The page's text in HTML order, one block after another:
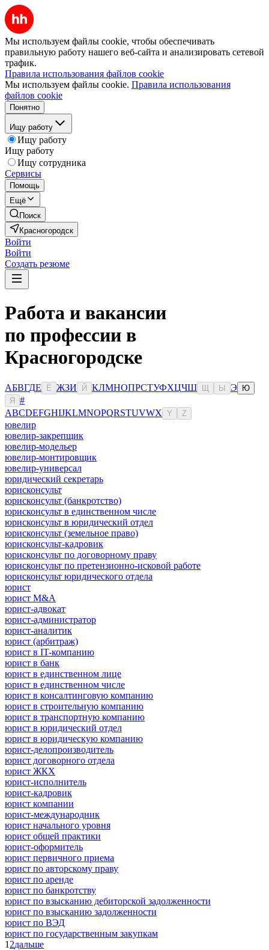
Мы используем файлы cookie, чтобы обеспечивать
правильную работу нашего веб-сайта и анализировать сетевой
трафик.
Правила использования файлов cookie
Мы используем файлы cookie. Правила использования
файлов cookie
Понятно
Ищу работу
Ищу работу
Ищу работу
Ищу сотрудника
Сервисы
Помощь
Ещё
Поиск
Красногородск
Войти
Войти
Создать резюме
Работа и вакансии
по профессии в
Красногородске
АБВГДЕ Ё ЖЗИ Й КЛМНОПРСТУФХЦЧШ Ы Э
Ю
Я
#
ABCDEFGHIJKLMNOPQRSTUVWX Y Z
ювелир
ювелир-закрепщик
ювелир-модельер
ювелир-монтировщик
ювелир-универсал
юридический секретарь
юрисконсульт
юрисконсульт (банкротство)
юрисконсульт в единственном числе
юрисконсульт в юридический отдел
юрисконсульт (земельное право)
юрисконсульт-кадровик
юрисконсульт по договорному праву
юрисконсульт по претензионно-исковой работе
юрисконсульт юридического отдела
юрист
юрист M&A
юрист-адвокат
юрист-администратор
юрист-аналитик
юрист (арбитраж)
юрист в IT-компанию
юрист в банк
юрист в единственном лице
юрист в единственном числе
юрист в консалтинговую компанию
юрист в строительную компанию
юрист в транспортную компанию
юрист в юридический отдел
юрист в юридическую компанию
юрист-делопроизводитель
юрист договорного отдела
юрист ЖКХ
юрист-исполнитель
юрист-кадровик
юрист компании
юрист-международник
юрист начального уровня
юрист общей практики
юрист-оформитель
юрист первичного приема
юрист по авторскому праву
юрист по аренде
юрист по банкротству
юрист по взысканию дебиторской задолженности
юрист по взысканию задолженности
юрист по ВЭД
юрист по государственным закупкам
1 2дальше